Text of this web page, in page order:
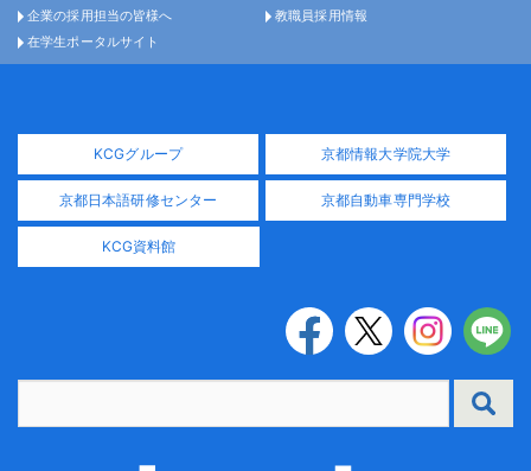
企業の採用担当の皆様へ
教職員採用情報
在学生ポータルサイト
KCGグループ 京都情報大学院大学
京都日本語研修センター 京都自動車専門学校
KCG資料館